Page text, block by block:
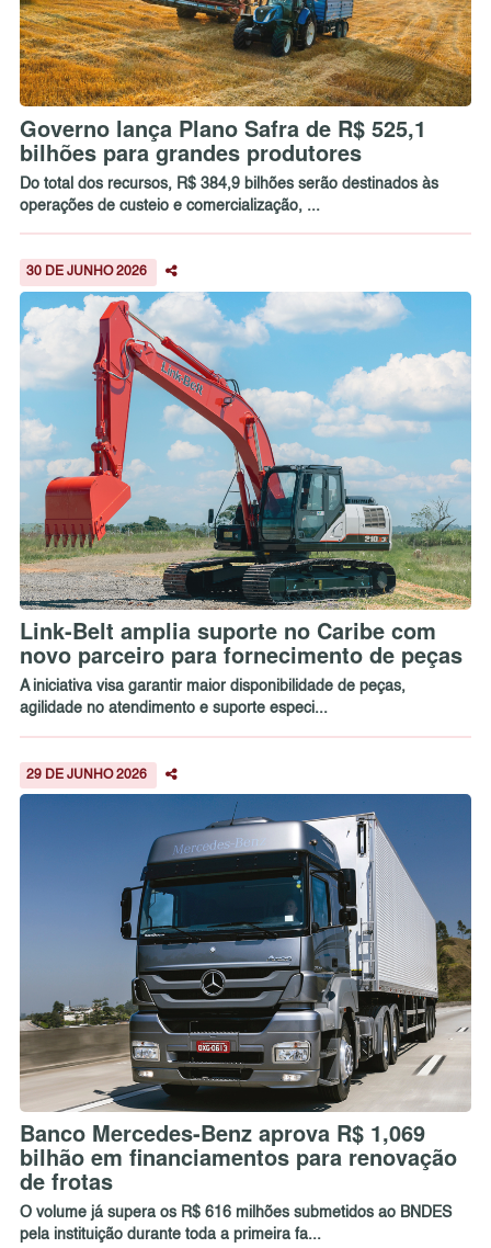
Governo lança Plano Safra de R$ 525,1
bilhões para grandes produtores
Do total dos recursos, R$ 384,9 bilhões serão destinados às
operações de custeio e comercialização, ...
30 DE JUNHO 2026
Link-Belt amplia suporte no Caribe com
novo parceiro para fornecimento de peças
A iniciativa visa garantir maior disponibilidade de peças,
agilidade no atendimento e suporte especi...
29 DE JUNHO 2026
Banco Mercedes-Benz aprova R$ 1,069
bilhão em financiamentos para renovação
de frotas
O volume já supera os R$ 616 milhões submetidos ao BNDES
pela instituição durante toda a primeira fa...